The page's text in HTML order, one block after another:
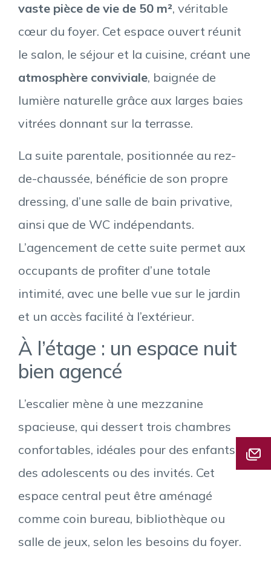
vaste pièce de vie de 50 m², véritable
cœur du foyer. Cet espace ouvert réunit
le salon, le séjour et la cuisine, créant une
atmosphère conviviale, baignée de
lumière naturelle grâce aux larges baies
vitrées donnant sur la terrasse.
La suite parentale, positionnée au rez-
de-chaussée, bénéficie de son propre
dressing, d’une salle de bain privative,
ainsi que de WC indépendants.
L’agencement de cette suite permet aux
occupants de profiter d’une totale
intimité, avec une belle vue sur le jardin
et un accès facilité à l’extérieur.
À l’étage : un espace nuit
bien agencé
L’escalier mène à une mezzanine
spacieuse, qui dessert trois chambres
confortables, idéales pour des enfants,
des adolescents ou des invités. Cet
espace central peut être aménagé
comme coin bureau, bibliothèque ou
salle de jeux, selon les besoins du foyer.